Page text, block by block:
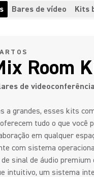
Bares de vídeo Kits
Room
de videoconferência
a grandes, esses kits
tudo o que você
em qualquer
com sistema
sinal de áudio premium
intuitivo, um sistema